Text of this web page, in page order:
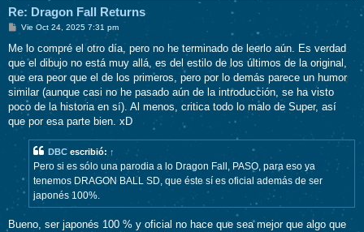
Re: Dragon Fall Returns
M
n
s
a
j
Vie Oct 24, 2025 7:31 pm
Me lo compré el otro día, pero no he terminado de leerlo aún. Es verdad
que el dibujo no está muy allá, es del estilo de los últimos de la original,
que era peor que el de los primeros, pero por lo demás parece un humor
similar (aunque casi no he pasado aún de la introducción, se ha visto
poco de la historia en sí). Al menos, critica todo lo malo de Super, así
que por esa parte bien. xD
DBC escribió: ↑
Pero si es sólo una parodia a lo Dragon Fall, PASO, para eso ya
tenemos DRAGON BALL SD, que éste sí es oficial además de ser
japonés 100%.
Bueno, ser japonés 100 % y oficial no hace que sea mejor que algo que